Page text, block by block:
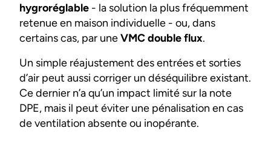
hygroréglable - la solution la plus fréquemment
retenue en maison individuelle - ou, dans
certains cas, par uneVMC double flux.
Un simple réajustement des entrées et sorties
d’air peut aussi corriger un déséquilibre existant.
Ce dernier n’a qu’un impact limité sur la note
DPE, mais il peut éviter une pénalisation en cas
de ventilation absente ou inopérante.